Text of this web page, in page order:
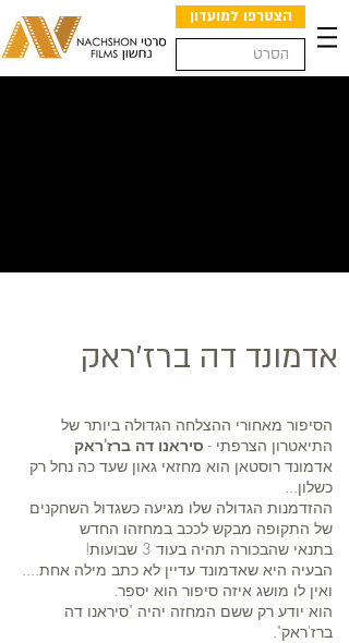
הצטרפו למועדון
אדמונד דה ברז'ראק
הסיפור מאחורי ההצלחה הגדולה ביותר של
התיאטרון הצרפתי - סיראנו דה ברז'ראק
אדמונד רוסטאן הוא מחזאי גאון שעד כה נחל רק
כשלון...
ההזדמנות הגדולה שלו מגיעה כשגדול השחקנים
של התקופה מבקש לככב במחזהו החדש
בתנאי שהבכורה תהיה בעוד 3 שבועות!
הבעיה היא שאדמונד עדיין לא כתב מילה אחת....
ואין לו מושג איזה סיפור הוא יספר.
הוא יודע רק ששם המחזה יהיה "סיראנו דה
ברז'ראק".